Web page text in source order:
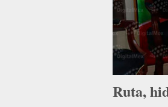
Ruta,